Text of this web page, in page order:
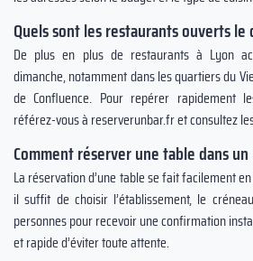
Quels sont les restaurants ouverts le
De plus en plus de restaurants à Lyon
dimanche, notamment dans les quartiers du
de Confluence. Pour repérer rapidement
référez-vous à reserverunbar.fr et consultez
Comment réserver une table dans
La réservation d’une table se fait facilement
il suffit de choisir l’établissement, le
personnes pour recevoir une confirmation
et rapide d’éviter toute attente.